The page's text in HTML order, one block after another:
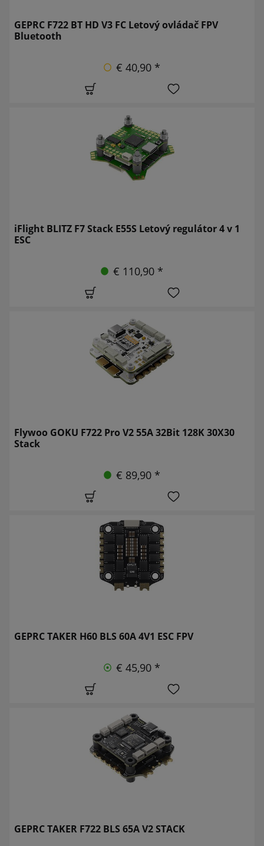
GEPRC F722 BT HD V3 FC Letový ovládač FPV
Bluetooth
€ 40,90 *
iFlight BLITZ F7 Stack E55S Letový regulátor 4 v 1
ESC
€ 110,90 *
Flywoo GOKU F722 Pro V2 55A 32Bit 128K 30X30
Stack
€ 89,90 *
GEPRC TAKER H60 BLS 60A 4V1 ESC FPV
€ 45,90 *
GEPRC TAKER F722 BLS 65A V2 STACK